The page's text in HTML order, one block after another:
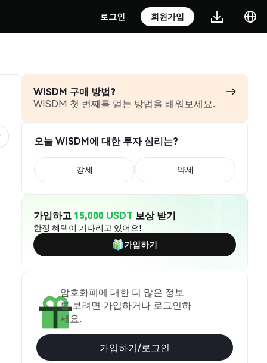
로그인 회원가입
WISDM 구매 방법?
WISDM 첫 번째를 얻는 방법을 배워보세요.
오늘 WISDM에 대한 투자 심리는?
강세 약세
가입하고 15,000 USDT 보상 받기
한정 혜택이 기다리고 있어요!
가입하기
암호화폐에 대한 더 많은 정보
를 보려면 가입하거나 로그인하
세요.
가입하기/로그인